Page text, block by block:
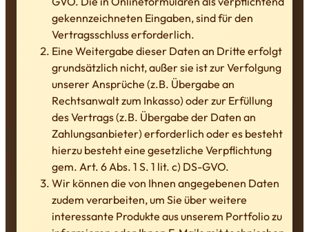
gekennzeichneten Eingaben, sind für den
Vertragsschluss erforderlich.
Eine Weitergabe dieser Daten an Dritte erfolgt
grundsätzlich nicht, außer sie ist zur Verfolgung
unserer Ansprüche (z.B. Übergabe an
Rechtsanwalt zum Inkasso) oder zur Erfüllung
des Vertrags (z.B. Übergabe der Daten an
Zahlungsanbieter) erforderlich oder es besteht
hierzu besteht eine gesetzliche Verpflichtung
gem. Art. 6 Abs. 1 S. 1 lit. c) DS-GVO.
Wir können die von Ihnen angegebenen Daten
zudem verarbeiten, um Sie über weitere
interessante Produkte aus unserem Portfolio zu